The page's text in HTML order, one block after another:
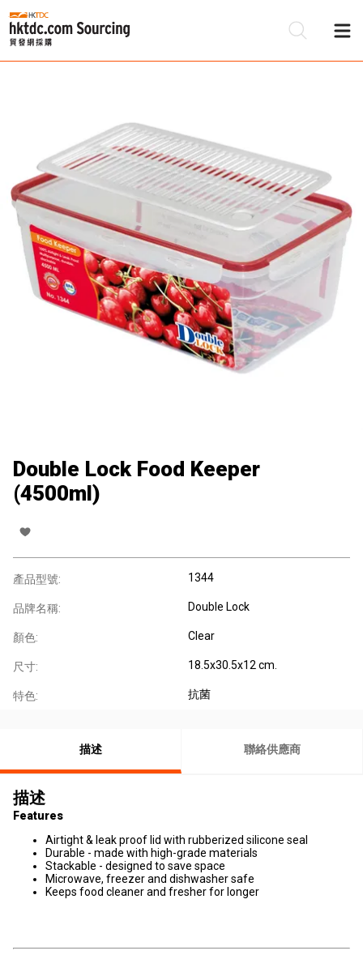
Double Lock Food Keeper
(4500ml)
產品型號: 1344
品牌名稱: Double Lock
顏色: Clear
尺寸: 18.5x30.5x12 cm.
特色: 抗菌
描述 聯絡供應商
描述
Features
Airtight & leak proof lid with rubberized silicone seal
Durable - made with high-grade materials
Stackable - designed to save space
Microwave, freezer and dishwasher safe
Keeps food cleaner and fresher for longer